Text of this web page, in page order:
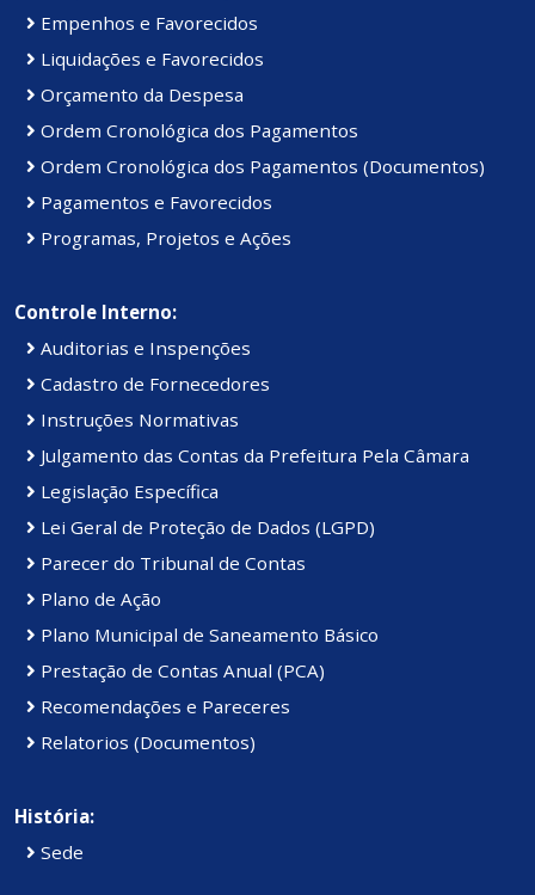
Empenhos e Favorecidos
Liquidações e Favorecidos
Orçamento da Despesa
Ordem Cronológica dos Pagamentos
Ordem Cronológica dos Pagamentos (Documentos)
Pagamentos e Favorecidos
Programas, Projetos e Ações
Controle Interno:
Auditorias e Inspenções
Cadastro de Fornecedores
Instruções Normativas
Julgamento das Contas da Prefeitura Pela Câmara
Legislação Específica
Lei Geral de Proteção de Dados (LGPD)
Parecer do Tribunal de Contas
Plano de Ação
Plano Municipal de Saneamento Básico
Prestação de Contas Anual (PCA)
Recomendações e Pareceres
Relatorios (Documentos)
História:
Sede